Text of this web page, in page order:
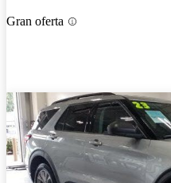
Gran oferta